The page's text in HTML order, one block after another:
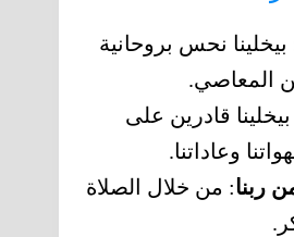
بيخلينا نحس بروحانية
المعاصي.
قادرين على
وعاداتنا.
ربنا: من خلال الصلاة